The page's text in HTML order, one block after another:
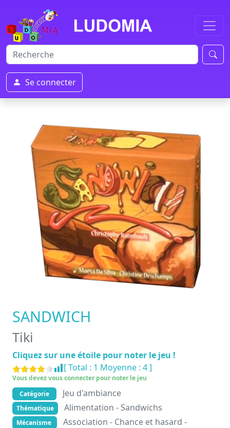
Se connecter
SANDWICH
Tiki
Cliquez sur une étoile pour noter le jeu !
[ Total : 1 Moyenne : 4]
Vous devez vous connecter pour noter le jeu
Catégorie
Jeu d'ambiance
Thématique Alimentation - Sandwichs
Mécanisme
Association - Chance et hasard -